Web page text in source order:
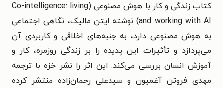
کتاب زندگی و کار با هوش مصنوعی (Co-intelligence: living
and working with AI) نوشته ایتن مالیک، نگاهی اجتماعی
به هوش مصنوعی دارد، به جنبه‌های اخلاقی و کاربردی آن
می‌پردازد و تأثیرات این پدیده را بر زندگی روزمره، کار و
آموزش انسان بررسی می‌کند. این اثر را نشر خزه با ترجمه
مهدی فروتن آغمیون و سیدعلی رحمان‌زاده منتشر کرده